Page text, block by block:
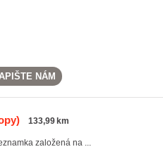
NÁM
133,99 km
založená na ...